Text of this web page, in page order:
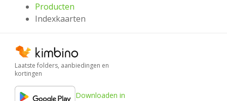
Producten
Indexkaarten
Laatste folders, aanbiedingen en
kortingen
Downloaden in